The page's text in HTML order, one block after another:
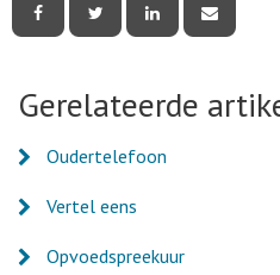
deze deze deze deze
mail
Gerelateerde
Oudertelefoon
Vertel eens
Opvoedspreekuur